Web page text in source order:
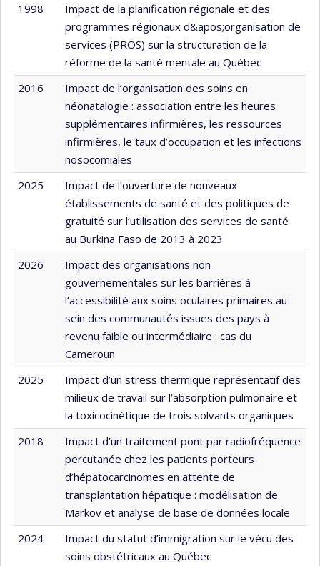
1998
Impact de la planification régionale et des
programmes régionaux d&apos;organisation de
services (PROS) sur la structuration de la
réforme de la santé mentale au Québec
2016
Impact de l’organisation des soins en
néonatalogie : association entre les heures
supplémentaires infirmières, les ressources
infirmières, le taux d’occupation et les infections
nosocomiales
2025
Impact de l’ouverture de nouveaux
établissements de santé et des politiques de
gratuité sur l’utilisation des services de santé
au Burkina Faso de 2013 à 2023
2026
Impact des organisations non
gouvernementales sur les barrières à
l’accessibilité aux soins oculaires primaires au
sein des communautés issues des pays à
revenu faible ou intermédiaire : cas du
Cameroun
2025
Impact d’un stress thermique représentatif des
milieux de travail sur l’absorption pulmonaire et
la toxicocinétique de trois solvants organiques
2018
Impact d’un traitement pont par radiofréquence
percutanée chez les patients porteurs
d’hépatocarcinomes en attente de
transplantation hépatique : modélisation de
Markov et analyse de base de données locale
2024
Impact du statut d’immigration sur le vécu des
soins obstétricaux au Québec